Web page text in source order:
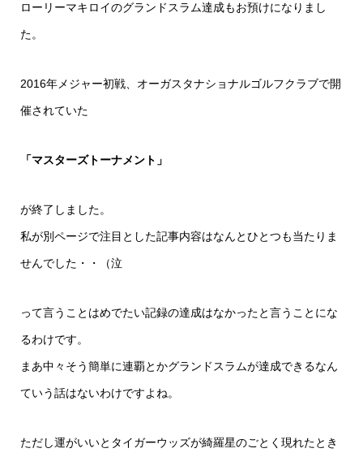
ローリーマキロイのグランドスラム達成もお預けになりまし
た。
2016年メジャー初戦、オーガスタナショナルゴルフクラブで開
催されていた
「マスターズトーナメント」
が終了しました。
私が別ページで注目とした記事内容はなんとひとつも当たりま
せんでした・・（泣
って言うことはめでたい記録の達成はなかったと言うことにな
るわけです。
まあ中々そう簡単に連覇とかグランドスラムが達成できるなん
ていう話はないわけですよね。
ただし運がいいとタイガーウッズが綺羅星のごとく現れたとき